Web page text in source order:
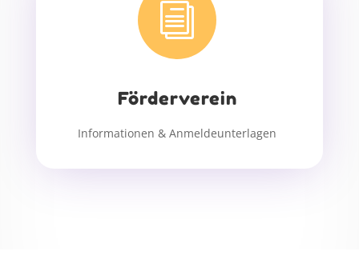
i
Förderverein
Informationen & Anmeldeunterlagen